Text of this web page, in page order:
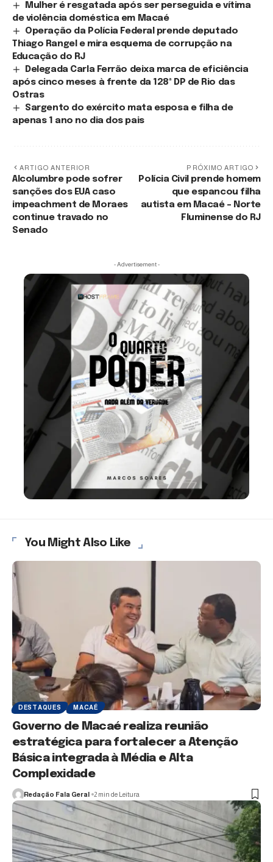
Mulher é resgatada após ser perseguida e vítima
de violência doméstica em Macaé
Operação da Polícia Federal prende deputado
Thiago Rangel e mira esquema de corrupção na
Educação do RJ
Delegada Carla Ferrão deixa marca de eficiência
após cinco meses à frente da 128ª DP de Rio das
Ostras
Sargento do exército mata esposa e filha de
apenas 1 ano no dia dos pais
ARTIGO ANTERIOR
Alcolumbre pode sofrer
sanções dos EUA caso
impeachment de Moraes
continue travado no
Senado
PRÓXIMO ARTIGO
Polícia Civil prende homem
que espancou filha
autista em Macaé – Norte
Fluminense do RJ
- Advertisement -
You Might Also Like
DESTAQUES MACAÉ
Governo de Macaé realiza reunião
estratégica para fortalecer a Atenção
Básica integrada à Média e Alta
Complexidade
Redação Fala Geral 2 min de Leitura